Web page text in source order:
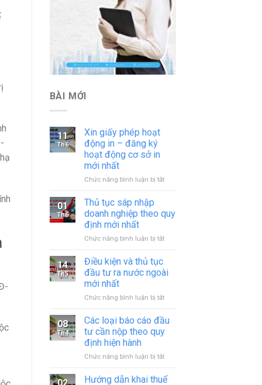
BÀI MỚI
11
Th6
Xin giấy phép hoạt
động in – đăng ký
hoạt động cơ sở in
mới nhất
Chức năng bình luận bị tắtở
hoạt
in
ký
hoạt
cơ
in
mới
01
Th6
Thủ tục sáp nhập
doanh nghiệp theo quy
định mới nhất
Chức năng bình luận bị tắtở
sáp
nhập
nghiệp
quy
14
Th5
Điều kiện và thủ tục
đầu tư ra nước ngoài
mới nhất
Chức năng bình luận bị tắtở
kiện
đầu
ra
08
Th4
Các loại báo cáo đầu
tư cần nộp theo quy
định hiện hành
Chức năng bình luận bị tắtở
loại
02
Hướng dẫn khai thuế